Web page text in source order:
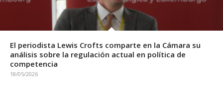
El periodista Lewis Crofts comparte en la Cámara su
análisis sobre la regulación actual en política de
competencia
18/05/2026